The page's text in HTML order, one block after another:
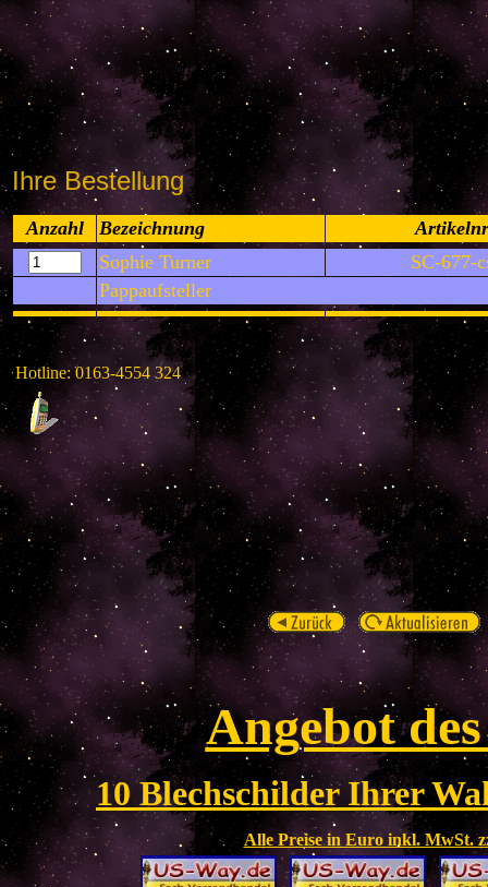
Ihre Bestellung
Anzahl Bezeichnung
Sophie Turner
SC-677-
Pappaufsteller
Hotline: 0163-4554 324
Angebot
10 Blechschilder Ihrer
Alle Preise in Euro inkl. MwSt.